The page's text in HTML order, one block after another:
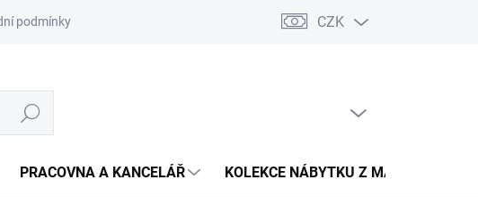
podmínky Podmínky ochrany osobních údajů Pojištění zásilky
CZK
Hledat
PRACOVNA A KANCELÁŘ KOLEKCE NÁBYTKU Z MASIVU